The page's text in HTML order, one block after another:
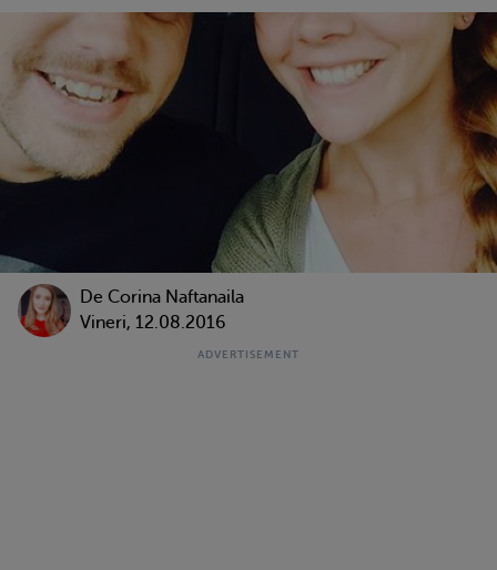
De Corina Naftanaila
Vineri, 12.08.2016